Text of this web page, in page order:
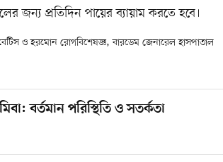
জন্য প্রতিদিন পায়ের ব্যায়াম করতে হবে।
ও হরমোন রোগবিশেষজ্ঞ, বারডেম জেনারেল হাসপাতাল
বর্তমান পরিস্থিতি ও সতর্কতা